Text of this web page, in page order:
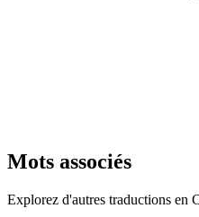
Mots associés
Explorez d'autres traductions en